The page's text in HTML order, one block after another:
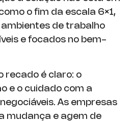
o fim da escala 6×1,
de trabalho
e focados no bem-
recado é claro: o
e o cuidado com a
As empresas
mudança e agem de